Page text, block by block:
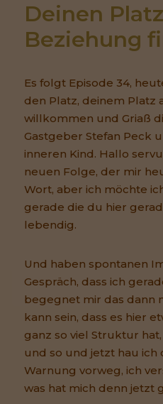
Deinen
Beziehung
Es folgt Episode 34,
den Platz, deinem Platz
willkommen und Griaß
Gastgeber Stefan Peck
inneren Kind. Hallo
neuen Folge, der mir
Wort, aber ich möchte
gerade die du hier
lebendig.
Und haben spontanen
Gespräch, dass ich
begegnet mir das dann
kann sein, dass es hier
ganz so viel Struktur
und so und jetzt hau ich
Warnung vorweg, ich
was hat mich denn jetzt